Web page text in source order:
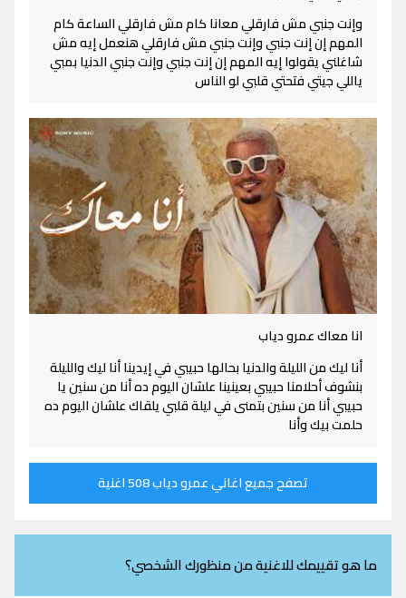
وإنت جنبي مش فارقلي معانا كام مش فارقلي الساعة كام
المهم إن إنت جنبي وإنت جنبي مش فارقلي هنعمل إيه مش
شاغلني يقولوا إيه المهم إن إنت جنبي وإنت جنبي الدنيا بمبي
ياللي جيتي فتحتي قلبي لو الناس
انا معاك عمرو دياب
أنا ليك من الليلة والدنيا بحالها حبيبي في إيدينا أنا ليك والليلة
بنشوف أحلامنا حبيبي بعينينا علشان اليوم ده أنا من سنين يا
حبيبي أنا من سنين بتمنى في ليلة قلبي يلقاك علشان اليوم ده
حلمت بيك وأنا
تصفح جميع اغاني عمرو دياب 508 اغنية
ما هو تقييمك للاغنية من منظورك الشخصي؟